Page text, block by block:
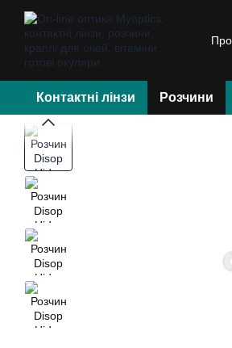
Перейти до основного контенту
Контактні лінзи Розчини